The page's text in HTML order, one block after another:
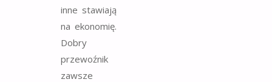
inne stawiają
na ekonomię.
Dobry
przewoźnik
zawsze